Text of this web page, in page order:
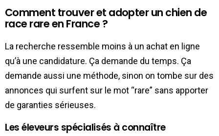
Comment trouver et adopter un chien de
race rare en France ?
La recherche ressemble moins à un achat en ligne
qu’à une candidature. Ça demande du temps. Ça
demande aussi une méthode, sinon on tombe sur des
annonces qui surfent sur le mot “rare” sans apporter
de garanties sérieuses.
Les éleveurs spécialisés à connaître